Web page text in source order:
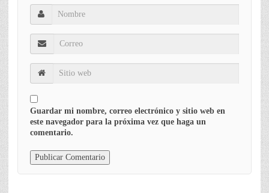
Guardar mi nombre, correo electrónico y sitio web en
este navegador para la próxima vez que haga un
comentario.